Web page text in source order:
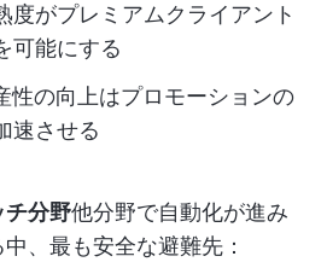
度がプレミアムクライアント
可能にする
性の向上はプロモーションの
速させる
チ分野他分野で自動化が進み
、最も安全な避難先：